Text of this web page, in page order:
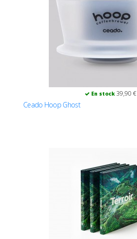
En stock 39,90 €
Ceado Hoop Ghost